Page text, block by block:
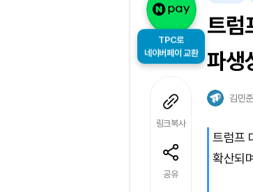
TPC로
네이버페이 교환
링크복사
공유
트럼
파생
김민
트럼프
확산되